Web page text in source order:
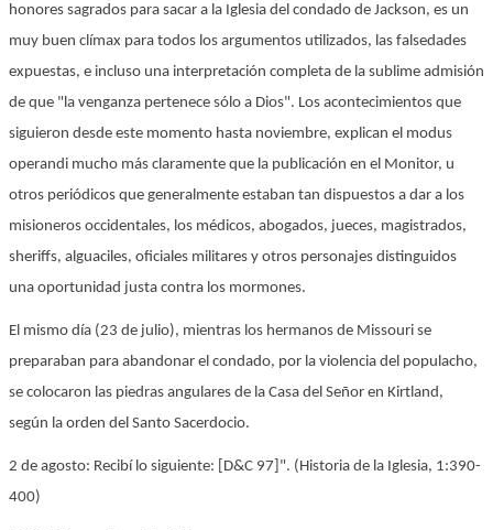
honores sagrados para sacar a la Iglesia del condado de Jackson, es un
muy buen clímax para todos los argumentos utilizados, las falsedades
expuestas, e incluso una interpretación completa de la sublime admisión
de que "la venganza pertenece sólo a Dios". Los acontecimientos que
siguieron desde este momento hasta noviembre, explican el modus
operandi mucho más claramente que la publicación en el Monitor, u
otros periódicos que generalmente estaban tan dispuestos a dar a los
misioneros occidentales, los médicos, abogados, jueces, magistrados,
sheriffs, alguaciles, oficiales militares y otros personajes distinguidos
una oportunidad justa contra los mormones.
El mismo día (23 de julio), mientras los hermanos de Missouri se
preparaban para abandonar el condado, por la violencia del populacho,
se colocaron las piedras angulares de la Casa del Señor en Kirtland,
según la orden del Santo Sacerdocio.
2 de agosto: Recibí lo siguiente: [D&C 97]". (Historia de la Iglesia, 1:390-
400)